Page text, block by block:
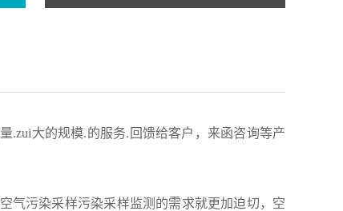
.zui大的规模.的服务.回馈给客户，来函咨询等产
气污染采样污染采样监测的需求就更加迫切，空